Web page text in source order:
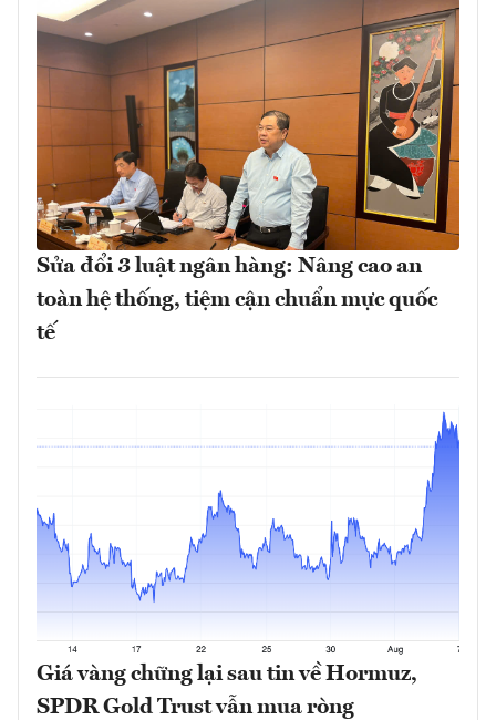
Sửa đổi 3 luật ngân hàng: Nâng cao an
toàn hệ thống, tiệm cận chuẩn mực quốc
tế
Giá vàng chững lại sau tin về Hormuz,
SPDR Gold Trust vẫn mua ròng